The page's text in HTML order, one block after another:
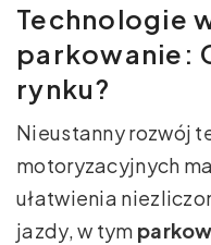
Technologie
parkowanie:
rynku?
Nieustanny rozwój
motoryzacyjnych
ułatwienia
jazdy, w tym